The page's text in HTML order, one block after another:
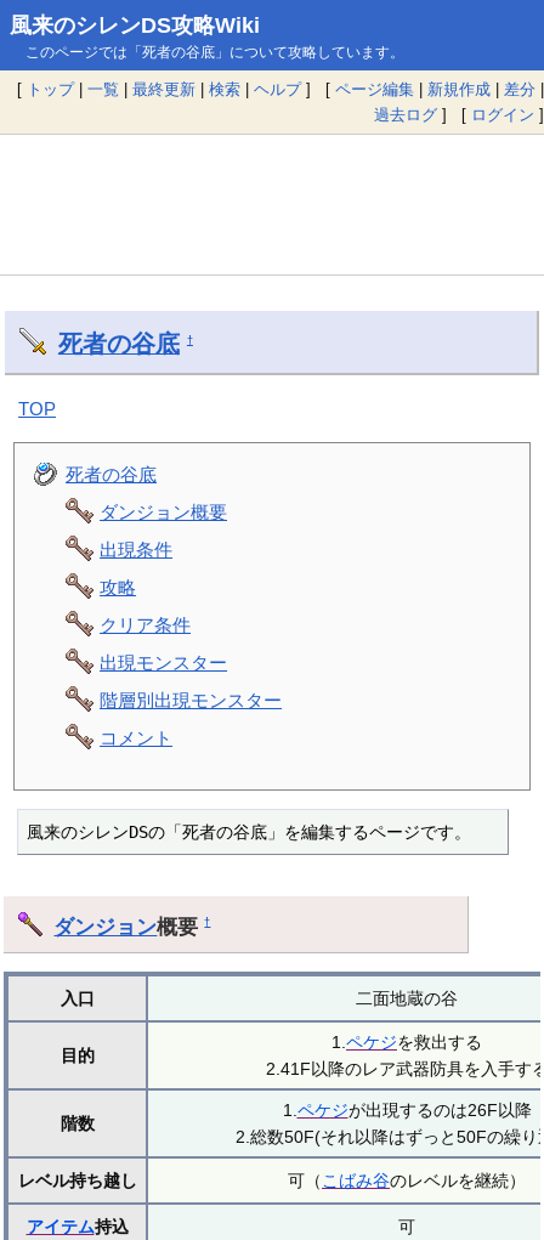
風来のシレンDS攻略Wiki
このページでは「死者の谷底」について攻略しています。
[ トップ| 一覧 | 最終更新 | 検索 | ヘルプ] [ ページ編集 | 新規作成 | 差分 |
過去ログ ] [ ログイン ]
死者の谷底 †
TOP
死者の谷底
ダンジョン概要
出現条件
攻略
クリア条件
出現モンスター
階層別出現モンスター
コメント
風来のシレンDSの「死者の谷底」を編集するページです。
ダンジョン概要†
入口 二面地蔵の谷
目的
1.ペケジを救出する
2.41F以降のレア武器防具を入手す
階数
1.ペケジが出現するのは26F以降
2.総数50F(それ以降はずっと50Fの繰り
レベル持ち越し 可（こばみ谷のレベルを継続）
アイテム持込 可